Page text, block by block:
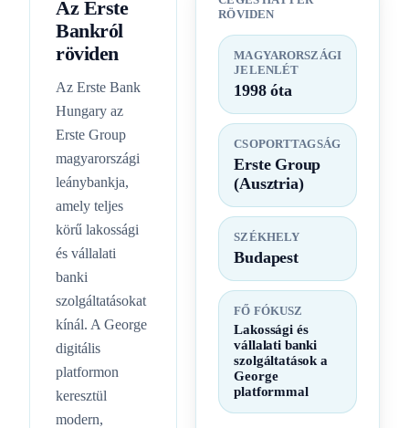
Az Erste
Bankról
röviden
Az Erste Bank
Hungary az
Erste Group
magyarországi
leánybankja,
amely teljes
körű lakossági
és vállalati
banki
szolgáltatásokat
kínál. A George
digitális
platformon
keresztül
modern,
RÖVIDEN
MAGYARORSZÁGI
JELENLÉT
1998 óta
CSOPORTTAGSÁG
Erste Group
(Ausztria)
SZÉKHELY
Budapest
FŐ FÓKUSZ
Lakossági és
vállalati banki
szolgáltatások a
George
platformmal